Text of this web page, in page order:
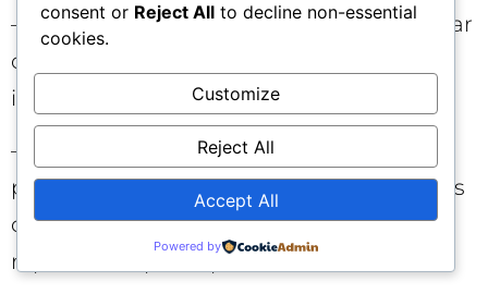
– Engagement vidéo: taux de rétention par
chapitre, clics sur les segments suggérés,
interactions avec “Ask”.
– Qualité des réponses IA: pertinence
perçue, taux de renvoi vers des ressources
d’autorité, réduction des questions
répétitives après optimisation.
consent or Reject All to decline non-essential
cookies.
Customize
Reject All
Accept All
Powered by